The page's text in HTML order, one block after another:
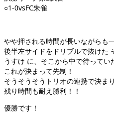
○1-0vsFC朱雀
やや押される時間が長いながらも一
後半左サイドをドリブルで抜けた
うすけ に、そこから中で待ってい
これが決まって先制！
そうそうそうトリオの連携で決ま
残り時間も耐え勝利！！
優勝です！